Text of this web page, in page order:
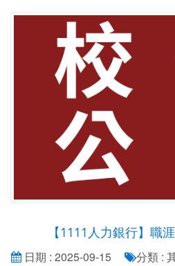
【1111人力銀行】職
日期 : 2025-09-15 分類 :